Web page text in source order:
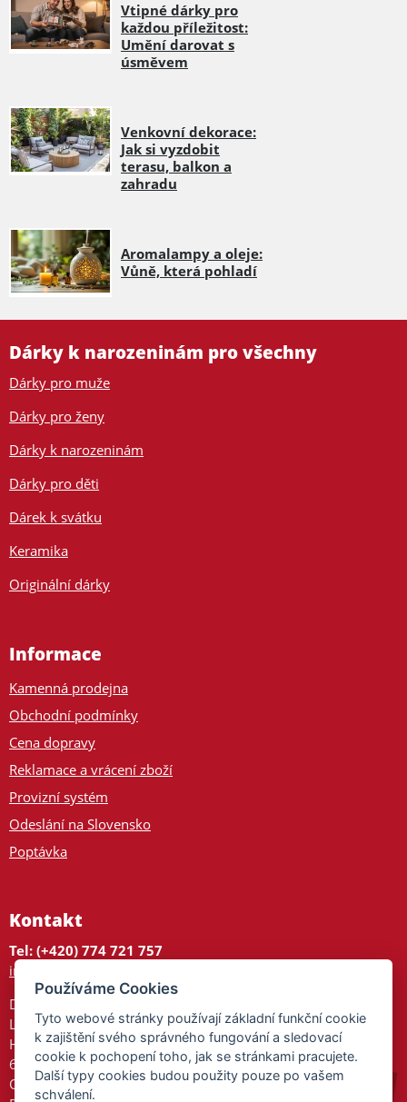
Vtipné dárky pro
každou příležitost:
Umění darovat s
úsměvem
Venkovní dekorace:
Jak si vyzdobit
terasu, balkon a
zahradu
Aromalampy a oleje:
Vůně, která pohladí
Dárky k narozeninám pro všechny
Dárky pro muže
Dárky pro ženy
Dárky k narozeninám
Dárky pro děti
Dárek k svátku
Keramika
Originální dárky
Informace
Kamenná prodejna
Obchodní podmínky
Cena dopravy
Reklamace a vrácení zboží
Provizní systém
Odeslání na Slovensko
Poptávka
Kontakt
Tel: (+420) 774 721 757
info@tajnedarky.cz
Dárkové centrum
Legionářů 2
Hodonín
695 01
Otevřeno:
Používáme Cookies
Tyto webové stránky používají základní funkční cookie
k zajištění svého správného fungování a sledovací
cookie k pochopení toho, jak se stránkami pracujete.
Další typy cookies budou použity pouze po vašem
schválení.